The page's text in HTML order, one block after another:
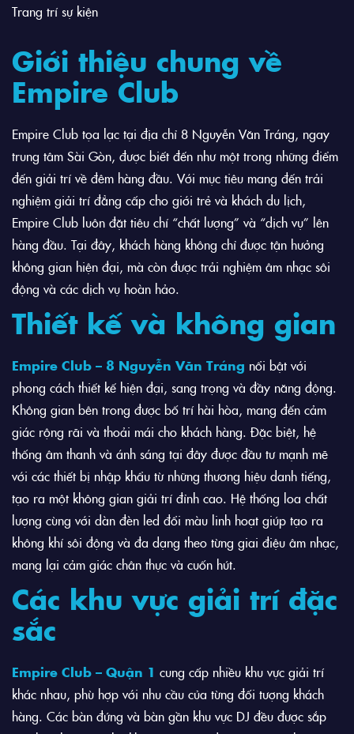
Trang trí sự kiện
Giới thiệu chung về
Empire Club
Empire Club tọa lạc tại địa chỉ 8 Nguyễn Văn Tráng, ngay
trung tâm Sài Gòn, được biết đến như một trong những điểm
đến giải trí về đêm hàng đầu. Với mục tiêu mang đến trải
nghiệm giải trí đẳng cấp cho giới trẻ và khách du lịch,
Empire Club luôn đặt tiêu chí “chất lượng” và “dịch vụ” lên
hàng đầu. Tại đây, khách hàng không chỉ được tận hưởng
không gian hiện đại, mà còn được trải nghiệm âm nhạc sôi
động và các dịch vụ hoàn hảo.
Thiết kế và không gian
Empire Club – 8 Nguyễn Văn Tráng nổi bật với
phong cách thiết kế hiện đại, sang trọng và đầy năng động.
Không gian bên trong được bố trí hài hòa, mang đến cảm
giác rộng rãi và thoải mái cho khách hàng. Đặc biệt, hệ
thống âm thanh và ánh sáng tại đây được đầu tư mạnh mẽ
với các thiết bị nhập khẩu từ những thương hiệu danh tiếng,
tạo ra một không gian giải trí đỉnh cao. Hệ thống loa chất
lượng cùng với dàn đèn led đổi màu linh hoạt giúp tạo ra
không khí sôi động và đa dạng theo từng giai điệu âm nhạc,
mang lại cảm giác chân thực và cuốn hút.
Các khu vực giải trí đặc
sắc
Empire Club – Quận 1 cung cấp nhiều khu vực giải trí
khác nhau, phù hợp với nhu cầu của từng đối tượng khách
hàng. Các bàn đứng và bàn gần khu vực DJ đều được sắp